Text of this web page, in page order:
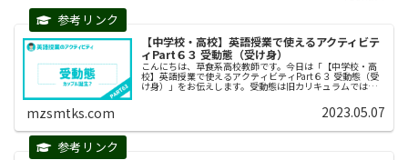
【中学校・高校】英語授業で使えるアクティビテ
ィPart６３ 受動態（受け身）
こんにちは、草食系高校教師です。今日は「【中学校・高
校】英語授業で使えるアクティビティPart６３ 受動態（受
け身）」をお伝えします。受動態は旧カリキュラムでは中
mzsmtks.com 2023.05.07